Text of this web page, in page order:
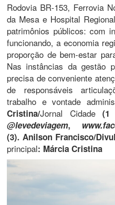
Rodovia BR-153, Ferrovia
da Mesa e Hospital
patrimônios públicos: com
funcionando, a economia
proporção de bem-estar
Nas instâncias da gestão
precisa de conveniente
de responsáveis
trabalho e vontade
Cristina/Jornal Cidade(1
@levedeviagem,
(3). Anilson Francisco/
principal: Márcia Cristina